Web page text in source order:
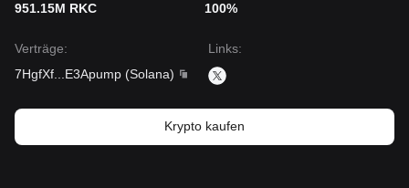
951.15M RKC
100%
Verträge:
7HgfXf
E3Apump (Solana)
Links:
Krypto kaufen